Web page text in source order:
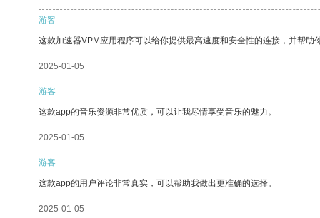
游客
这款加速器VPM应用程序可以给你提供最高速度和安全性的连接，并帮助
2025-01-05
游客
这款app的音乐资源非常优质，可以让我尽情享受音乐的魅力。
2025-01-05
游客
这款app的用户评论非常真实，可以帮助我做出更准确的选择。
2025-01-05